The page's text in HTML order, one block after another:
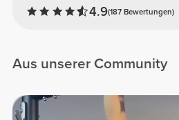
4.9(187 Bewertungen)
Aus unserer Community